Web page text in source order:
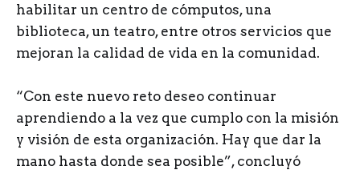
habilitar un centro de cómputos, una
biblioteca, un teatro, entre otros servicios que
mejoran la calidad de vida en la comunidad.
“Con este nuevo reto deseo continuar
aprendiendo a la vez que cumplo con la misión
y visión de esta organización. Hay que dar la
mano hasta donde sea posible”, concluyó